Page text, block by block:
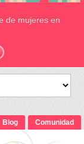
de mujeres en
Blog Comunidad